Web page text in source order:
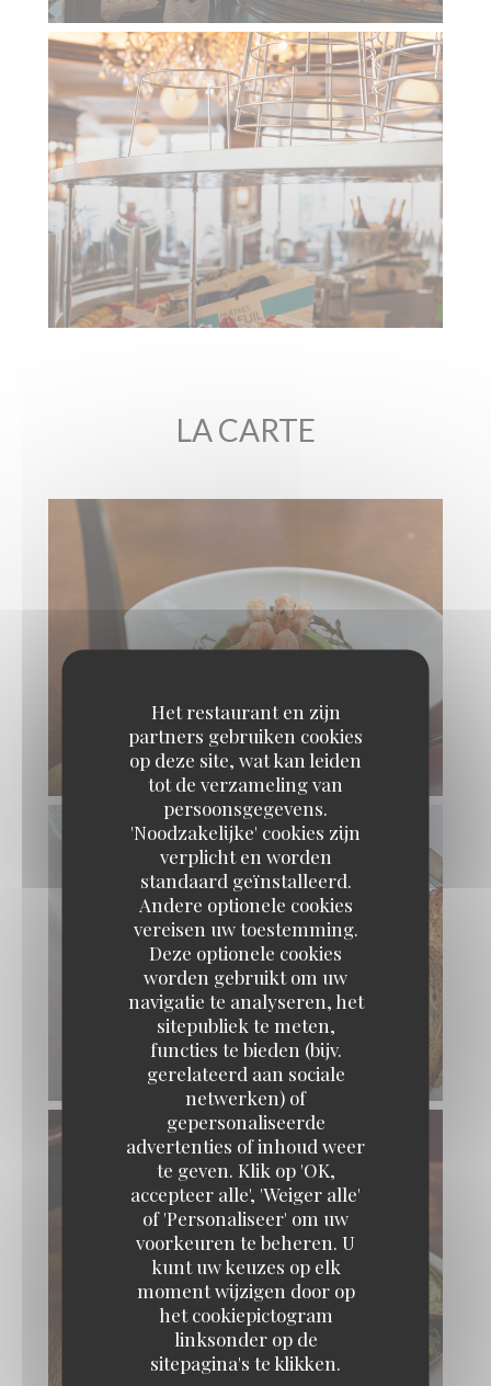
Het restaurant en zijn
partners gebruiken cookies
op deze site, wat kan leiden
tot de verzameling van
persoonsgegevens.
'Noodzakelijke' cookies zijn
verplicht en worden
standaard geïnstalleerd.
Andere optionele cookies
vereisen uw toestemming.
Deze optionele cookies
worden gebruikt om uw
navigatie te analyseren, het
sitepubliek te meten,
functies te bieden (bijv.
gerelateerd aan sociale
netwerken) of
gepersonaliseerde
advertenties of inhoud weer
te geven. Klik op 'OK,
accepteer alle', 'Weiger alle'
of 'Personaliseer' om uw
voorkeuren te beheren. U
kunt uw keuzes op elk
moment wijzigen door op
het cookiepictogram
linksonder op de
sitepagina's te klikken.
LA CARTE
CREVETTES COCKTAIL, AVOCAT
FOIE GRAS DE CANARD FRANÇAIS MI-
CUIT AU GEWURZTRAMINER CHUTNEY
DE FRUITS, PAIN GRILLÉ
MOULES GRATINÉES AU BEURRE
PERSILLÉ